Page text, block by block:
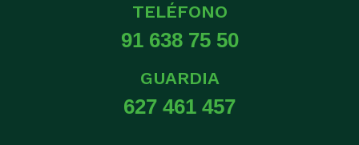
TELÉFONO
91 638 75 50
GUARDIA
627 461 457